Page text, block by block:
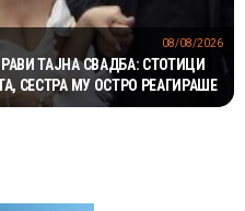
ТАЈНА СВАДБА: СТОТИЦИ
СЕСТРА МУ ОСТРО РЕАГИРАШЕ
08/08/2026